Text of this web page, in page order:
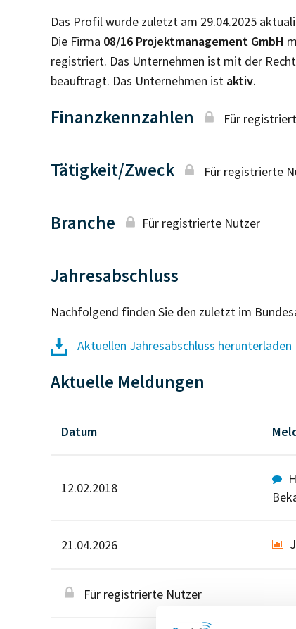
Das Profil wurde zuletzt am 29.04.2025
Die Firma 08/16 Projektmanagement GmbH
registriert. Das Unternehmen ist mit der
beauftragt. Das Unternehmen ist aktiv.
Finanzkennzahlen Für
Tätigkeit/Zweck Für registrierte
Branche Für registrierte Nutzer
Jahresabschluss
Nachfolgend finden Sie den zuletzt im
Aktuellen Jahresabschluss herunterladen
Aktuelle Meldungen
Datum
12.02.2018
21.04.2026
Für registrierte Nutzer